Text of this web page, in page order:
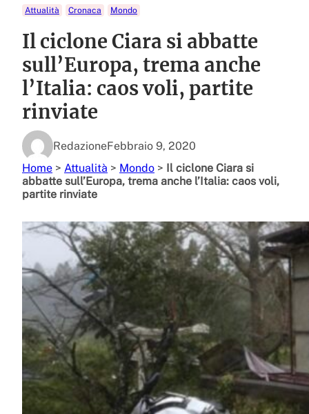
Attualità Cronaca Mondo
Il ciclone Ciara si abbatte
sull’Europa, trema anche
l’Italia: caos voli, partite
rinviate
RedazioneFebbraio 9, 2020
Home > Attualità > Mondo > Il ciclone Ciara si
abbatte sull’Europa, trema anche l’Italia: caos voli,
partite rinviate